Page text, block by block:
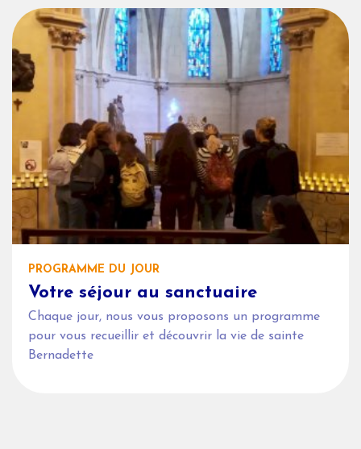
PROGRAMME DU JOUR
Votre séjour au sanctuaire
Chaque jour, nous vous proposons un programme
pour vous recueillir et découvrir la vie de sainte
Bernadette